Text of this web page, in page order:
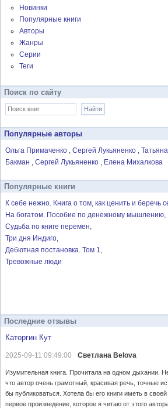
Новинки
Популярные книги
Авторы
Жанры
Серии
Теги
Поиск по сайту
Популярные авторы
Ольга Примаченко Сергей Лукьяненко
Бакман
Сергей Лукьяненко Елена Михалкова
Популярные книги
К себе нежно. Книга о том, как ценить и беречь
На богатом. Пособие по денежному мышлению
Судьба по книге перемен
Три дня Индиго
Дебютная постановка. Том 1
Тревожные люди
Последние отзывы
Каторгин Кут
2025-09-11 09:49:00 Светлана Belova
Изумительная книга. Прочитала на одном дыхании.
что автор очень грамотный, красивая речь, точные
бы публиковаться. Хотела бы его книги иметь в
первое произведение, которое я читаю от этого